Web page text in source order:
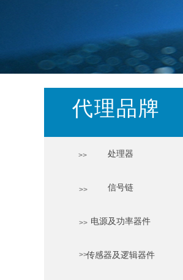
代理品牌
处理器
信号链
电源及功率器件
传感器及逻辑器件
>>
>>
>>
>>